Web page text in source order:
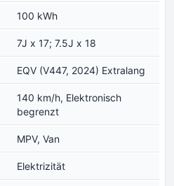
100 kWh
7J x 17; 7.5J x 18
EQV (V447, 2024) Extralang
140 km/h, Elektronisch
begrenzt
MPV, Van
Elektrizität